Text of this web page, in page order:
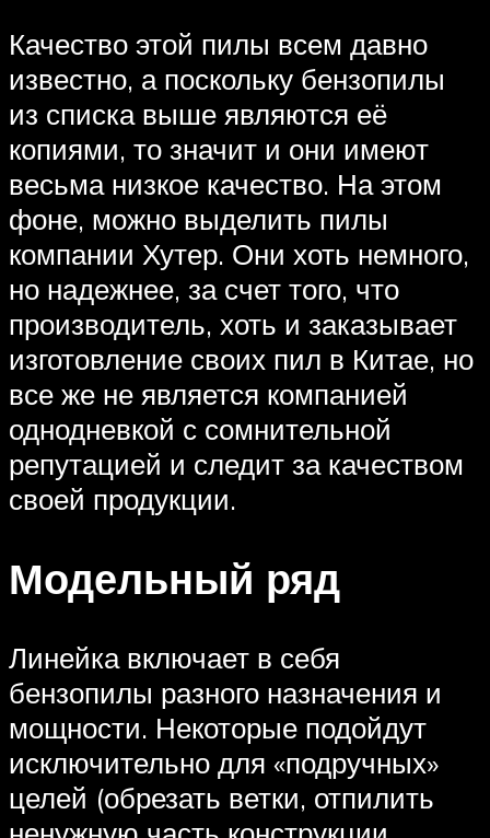
Качество этой пилы всем давно
известно, а поскольку бензопилы
из списка выше являются её
копиями, то значит и они имеют
весьма низкое качество. На этом
фоне, можно выделить пилы
компании Хутер. Они хоть немного,
но надежнее, за счет того, что
производитель, хоть и заказывает
изготовление своих пил в Китае, но
все же не является компанией
однодневкой с сомнительной
репутацией и следит за качеством
своей продукции.
Модельный ряд
Линейка включает в себя
бензопилы разного назначения и
мощности. Некоторые подойдут
исключительно для «подручных»
целей (обрезать ветки, отпилить